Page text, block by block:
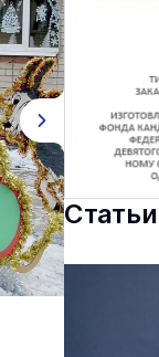
Статьи